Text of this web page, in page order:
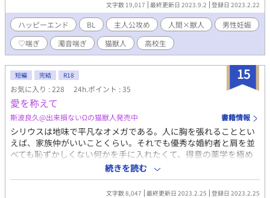
ぎ』、『淫語』が含まれます。 苦手な方はご注意ください。お好
きな方は物足りないだろう量で本当にすみません。 でも楽しかっ
たです。また書きたいな。 ――【注意書き】―― ※この作品は以
下の要素が含まれます※ 〇全体を通して〇 男性妊娠・セフレ・中
出し 〇話によっては（※微量）〇 ♡喘ぎ・濁点喘ぎ・淫語
2023/03/01 追記： いつも閲覧、お気に入り登録をありがとうご
ざいます！ 想定した以上の多くの方に気に入っていただけたよう
で、大変ありがたく拝み倒す日々です。 ありがとうございま
す！！ つきましては、おまけのような立ち位置で続きもまた投稿
したいなと考えております。 投稿先はこの作品に続けて載せます
ので、気になる方は気長にお待ちください～！！
文字数 19,017 最終更新日 2023.9.2 登録日 2023.2.22
ハッピーエンド BL 主人公攻め 人間×獣人
男性妊娠
♡喘ぎ
濁音喘ぎ 猫獣人 高校生
15
短編 完結 R18
お気に入り : 228 24h.ポイント : 35
愛を称えて
斯波良久@出来損ないΩの猫獣人発売中 書籍情報
シリウスは地味で平凡なオメガである。人に胸を張れることとい
えば、家族仲がいいことくらい。それでも優秀な婚約者と肩を並
べても恥ずかしくない何かを手に入れたくて、得意の薬学を極め
ることにした。学園に認められゼミ入りをし、今度は国に認めら
れた。嬉しくて、早くこのことを伝えたくて、婚約者の元へと駆
けた。けれど聞こえてきた声は冷たいものであった。
続きを読む
文字数 8,047 最終更新日 2023.2.25 登録日 2023.2.25